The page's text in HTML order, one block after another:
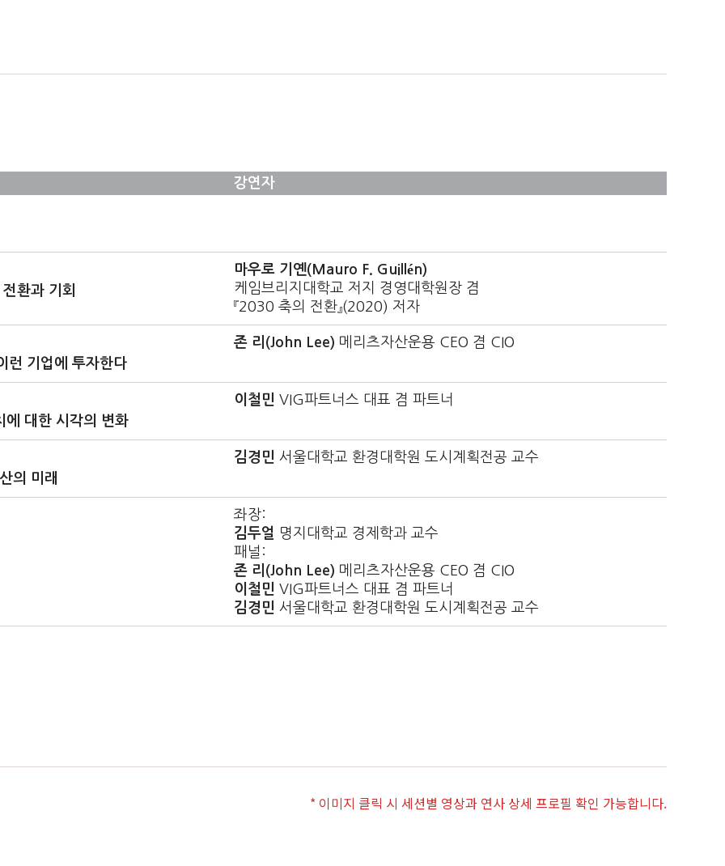
강연자
환과 기회
마우로 기옌(Mauro F. Guillén)
케임브리지대학교 저지 경영대학원장 겸
『2030 축의 전환』(2020) 저자
런 기업에 투자한다
존 리(John Lee) 메리츠자산운용 CEO 겸 CIO
대한 시각의 변화
이철민 VIG파트너스 대표 겸 파트너
의 미래
김경민 서울대학교 환경대학원 도시계획전공 교수
좌장:
김두얼 명지대학교 경제학과 교수
패널:
존 리(John Lee) 메리츠자산운용 CEO 겸 CIO
이철민 VIG파트너스 대표 겸 파트너
김경민 서울대학교 환경대학원 도시계획전공 교수
* 이미지 클릭 시 세션별 영상과 연사 상세 프로필 확인 가능합니다.